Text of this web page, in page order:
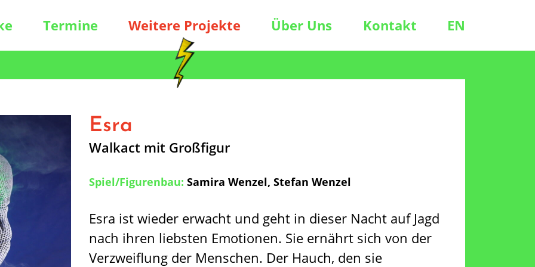
Termine Weitere Projekte Über Uns Kontakt EN
Esra
Walkact mit Großfigur
Spiel/Figurenbau: Samira Wenzel, Stefan Wenzel
Esra ist wieder erwacht und geht in dieser Nacht auf Jagd
nach ihren liebsten Emotionen. Sie ernährt sich von der
Verzweiflung der Menschen. Der Hauch, den sie